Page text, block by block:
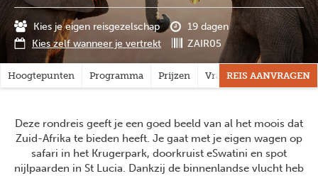
Kies je eigen reisgezelschap
19 dagen
Kies zelf wanneer je vertrekt
ZAIR05
Hoogtepunten Programma Prijzen Vragen?REIS AANVRAGEN
Deze rondreis geeft je een goed beeld van al het moois dat
Zuid-Afrika te bieden heeft. Je gaat met je eigen wagen op
safari in het Krugerpark, doorkruist eSwatini en spot
nijlpaarden in St Lucia. Dankzij de binnenlandse vlucht heb